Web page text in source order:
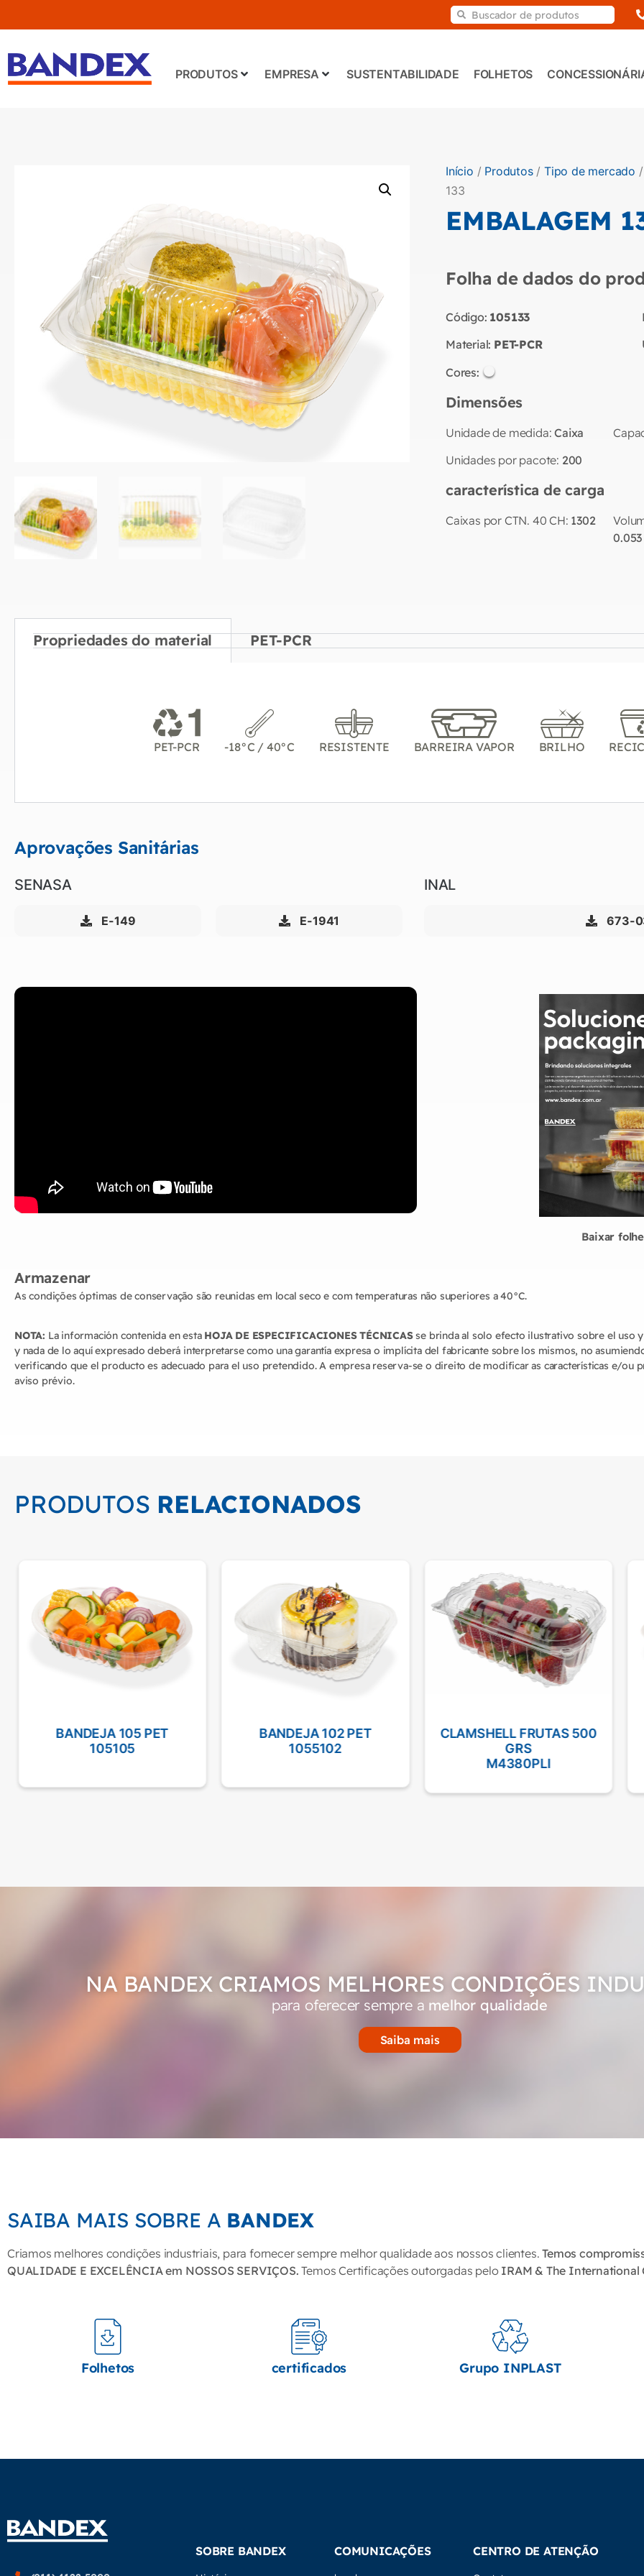
PRODUTOS EMPRESA SUSTENTABILIDADE FOLHETOS
Início / Produtos/Tipo de mercado
133
EMBALAGEM
Folha de dados do
Código: 105133
Material: PET-PCR
Cores:
Dimensões
Unidade de medida:Caixa
Unidades por pacote: 200
característica de carga
Caixas por CTN. 40 CH: 1302
0.053
Propriedades do material PET-PCR
PET-PCR -18°C / 40°C RESISTENTE BARREIRA VAPOR BRILHO
Aprovações Sanitárias
SENASA
E-149 E-1941
INAL
673-
Baixar
Armazenar
As condições óptimas de conservação são reunidas em local seco e com temperaturas não superiores a 40°C.
NOTA: La información contenida en esta HOJA DE ESPECIFICACIONES TÉCNICASse brinda al solo efecto ilustrativo sobre el uso
y nada de lo aquí expresado deberá interpretarse como una garantía expresa o implícita del fabricante sobre los mismos, no
verificando que el producto es adecuado para el uso pretendido. A empresa reserva-se o direito de modificar as características e/ou
aviso prévio.
PRODUTOS RELACIONADOS
BANDEJA 105 PET
105105
BANDEJA 102 PET
1055102
CLAMSHELL FRUTAS 500
GRS
M4380PLI
NA BANDEX CRIAMOS MELHORES CONDIÇÕES
para oferecer sempre a melhor qualidade
Saiba mais
SAIBA MAIS SOBRE A BANDEX
Criamos melhores condições industriais, para fornecer sempre melhor qualidade aos nossos clientes.Temos
QUALIDADE E EXCELÊNCIA em NOSSOS SERVIÇOS. Temos Certificações outorgadas pelo IRAM & The
Folhetos certificados Grupo INPLAST
SOBRE BANDEX COMUNICAÇÕES CENTRO DE ATENÇÃO